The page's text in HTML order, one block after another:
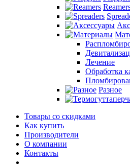
Лечение
Обработка
Разное
Товары со скидками
Как купить
Производители
О компании
Контакты